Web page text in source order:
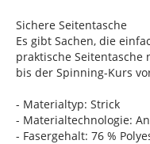
Sichere Seitentasche
Es gibt Sachen, die
praktische Seitentasche
bis der Spinning-Kurs
- Materialtyp: Strick
- Materialtechnologie:
- Fasergehalt: 76 %